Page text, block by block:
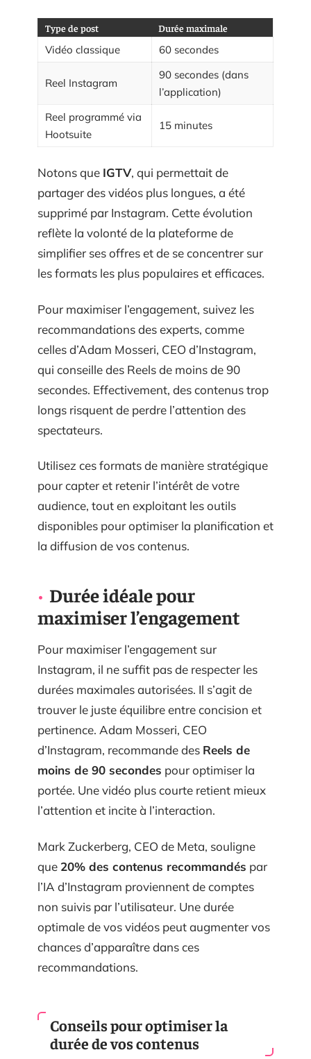
Type de post Durée maximale
Vidéo classique 60 secondes
Reel Instagram
90 secondes (dans
l’application)
Reel programmé via
Hootsuite
15 minutes
Notons que IGTV, qui permettait de
partager des vidéos plus longues, a été
supprimé par Instagram. Cette évolution
reflète la volonté de la plateforme de
simplifier ses offres et de se concentrer sur
les formats les plus populaires et efficaces.
Pour maximiser l’engagement, suivez les
recommandations des experts, comme
celles d’Adam Mosseri, CEO d’Instagram,
qui conseille des Reels de moins de 90
secondes. Effectivement, des contenus trop
longs risquent de perdre l’attention des
spectateurs.
Utilisez ces formats de manière stratégique
pour capter et retenir l’intérêt de votre
audience, tout en exploitant les outils
disponibles pour optimiser la planification et
la diffusion de vos contenus.
Durée idéale pour
maximiser l’engagement
Pour maximiser l’engagement sur
Instagram, il ne suffit pas de respecter les
durées maximales autorisées. Il s’agit de
trouver le juste équilibre entre concision et
pertinence. Adam Mosseri, CEO
d’Instagram, recommande des Reels de
moins de 90 secondes pour optimiser la
portée. Une vidéo plus courte retient mieux
l’attention et incite à l’interaction.
Mark Zuckerberg, CEO de Meta, souligne
que 20% des contenus recommandés par
l’IA d’Instagram proviennent de comptes
non suivis par l’utilisateur. Une durée
optimale de vos vidéos peut augmenter vos
chances d’apparaître dans ces
recommandations.
Conseils pour optimiser la
durée de vos contenus